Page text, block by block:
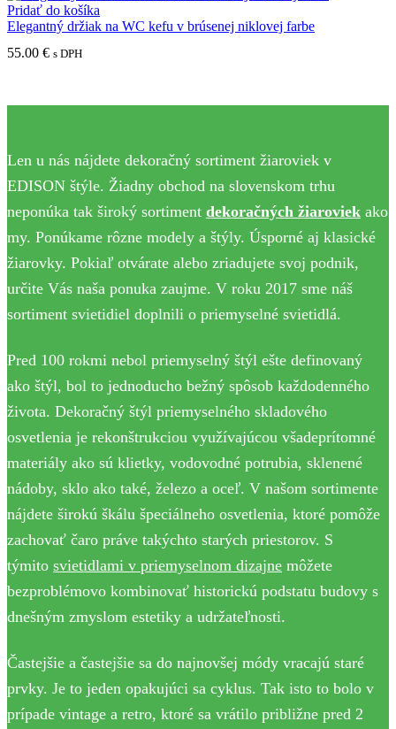
Pridať do košíka
Elegantný držiak na WC kefu v brúsenej niklovej farbe
55.00 € s DPH
Len u nás nájdete dekoračný sortiment žiaroviek v
EDISON štýle. Žiadny obchod na slovenskom trhu
neponúka tak široký sortiment dekoračných žiaroviek ako
my. Ponúkame rôzne modely a štýly. Úsporné aj klasické
žiarovky. Pokiaľ otvárate alebo zriadujete svoj podnik,
určite Vás naša ponuka zaujme. V roku 2017 sme náš
sortiment svietidiel doplnili o priemyselné svietidlá.
Pred 100 rokmi nebol priemyselný štýl ešte definovaný
ako štýl, bol to jednoducho bežný spôsob každodenného
života. Dekoračný štýl priemyselného skladového
osvetlenia je rekonštrukciou využívajúcou všadeprítomné
materiály ako sú klietky, vodovodné potrubia, sklenené
nádoby, sklo ako také, železo a oceľ. V našom sortimente
nájdete širokú škálu špeciálneho osvetlenia, ktoré pomôže
zachovať čaro práve takýchto starých priestorov. S
týmito svietidlami v priemyselnom dizajne môžete
bezproblémovo kombinovať historickú podstatu budovy s
dnešným zmyslom estetiky a udržateľnosti.
Častejšie a častejšie sa do najnovšej módy vracajú staré
prvky. Je to jeden opakujúci sa cyklus. Tak isto to bolo v
prípade vintage a retro, ktoré sa vrátilo približne pred 2